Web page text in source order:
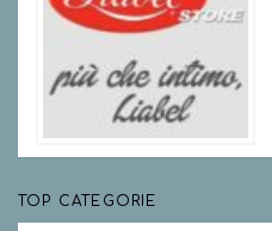
TOP CATEGORIE